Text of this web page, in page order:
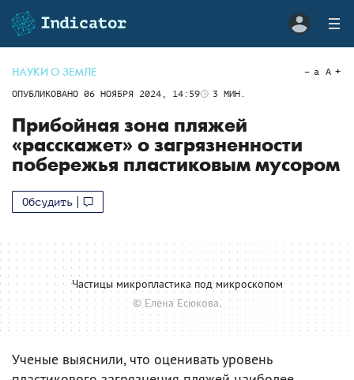
НАУКИ О ЗЕМЛЕ
ОПУБЛИКОВАНО 06 НОЯБРЯ 2024, 14:59 3 МИН.
a A
Прибойная зона пляжей
«расскажет» о загрязненности
побережья пластиковым мусором
Обсудить
Частицы микропластика под микроскопом
© Елена Есюкова.
Ученые выяснили, что оценивать уровень